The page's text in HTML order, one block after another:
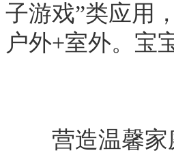
子游戏”类应用
户外+室外。宝
营造温馨家庭